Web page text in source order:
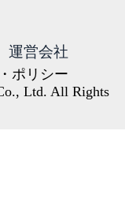
運営会社
ポリシー
Ltd. All Rights